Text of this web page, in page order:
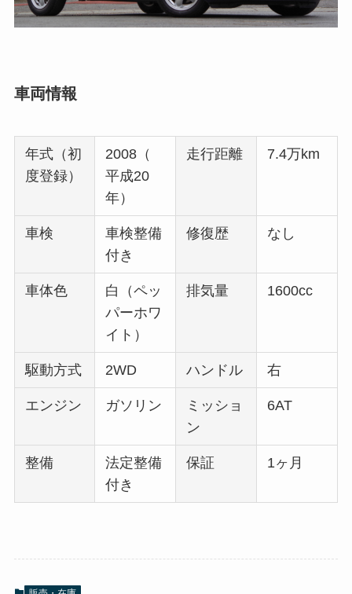
車両情報
年式（初
度登録）
2008（
平成20
年）
走行距離 7.4万km
車検
車検整備
付き
修復歴 なし
車体色
白（ペッ
パーホワ
イト）
排気量 1600cc
駆動方式 2WD ハンドル 右
エンジン ガソリン
ミッショ
ン
6AT
整備
法定整備
付き
保証 1ヶ月